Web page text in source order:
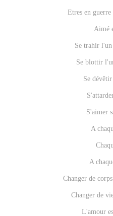
Etres en
Aimé
Se trahir
Se blottir
Se
S'aimer
A
A
Changer de
Changer de
L'amour